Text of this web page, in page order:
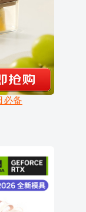
必备